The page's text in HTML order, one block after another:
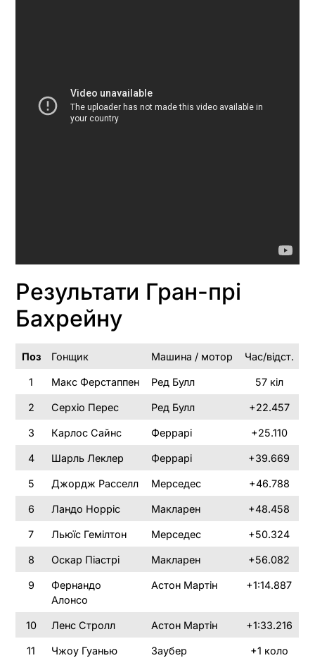
Результати Гран-прі
Бахрейну
Поз Гонщик Машина / мотор Час/відст.
1 Макс Ферстаппен Ред Булл 57 кіл
2 Серхіо Перес Ред Булл +22.457
3 Карлос Сайнс Феррарі +25.110
4 Шарль Леклер Феррарі +39.669
5 Джордж Расселл Мерседес +46.788
6 Ландо Норріс Макларен +48.458
7 Льюїс Гемілтон Мерседес +50.324
8 Оскар Піастрі Макларен +56.082
9
Фернандо
Алонсо
Астон Мартін +1:14.887
10 Ленс Стролл Астон Мартін +1:33.216
11 Чжоу Гуанью Заубер +1 коло